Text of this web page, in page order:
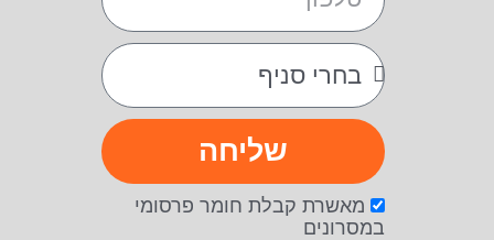
מאשרת קבלת חומר פרסומי
במסרונים
שליחה